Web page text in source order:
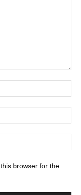
browser for the